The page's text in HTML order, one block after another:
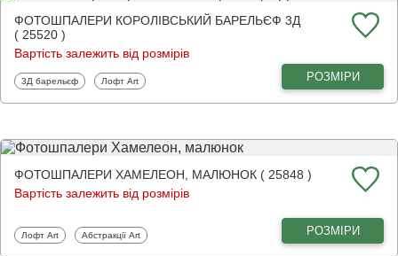
ФОТОШПАЛЕРИ КОРОЛІВСЬКИЙ БАРЕЛЬЄФ 3Д
( 25520 )
Вартість залежить від розмірів
Фотошпалери
3Д барельєф Фотошпалери
Лофт Art РОЗМІРИ
ФОТОШПАЛЕРИ ХАМЕЛЕОН, МАЛЮНОК ( 25848 )
Вартість залежить від розмірів
Фотошпалери
Лофт Art Фотошпалери
Абстракції Art РОЗМІРИ